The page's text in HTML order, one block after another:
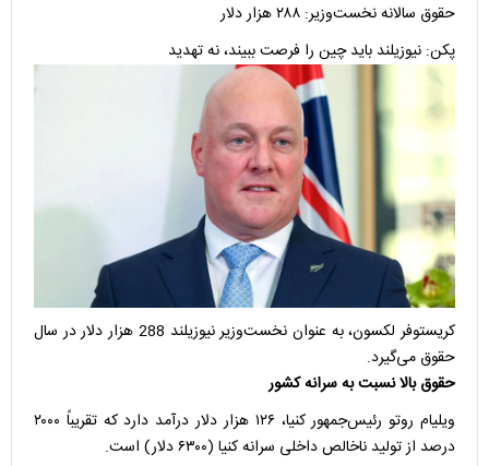
حقوق سالانه نخست‌وزیر: ۲۸۸ هزار دلار
پکن: نیوزیلند باید چین را فرصت ببیند، نه تهدید
کریستوفر لکسون، به عنوان نخست‌وزیر نیوزیلند 288 هزار دلار در سال
حقوق می‌گیرد.
حقوق بالا نسبت به سرانه کشور
ویلیام روتو رئیس‌جمهور کنیا، ۱۲۶ هزار دلار درآمد دارد که تقریباً ۲۰۰۰
درصد از تولید ناخالص داخلی سرانه کنیا (۶۳۰۰ دلار) است.